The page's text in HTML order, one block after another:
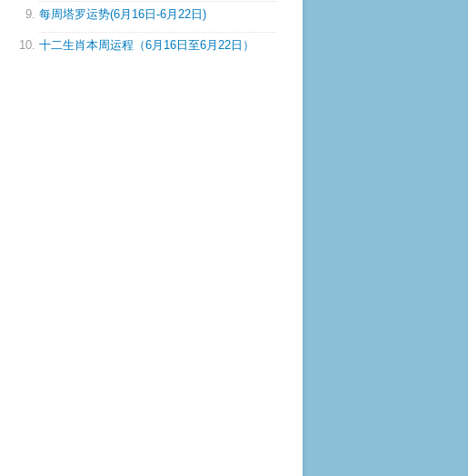
每周塔罗运势(6月16日-6月22日)
十二生肖本周运程（6月16日至6月22日）